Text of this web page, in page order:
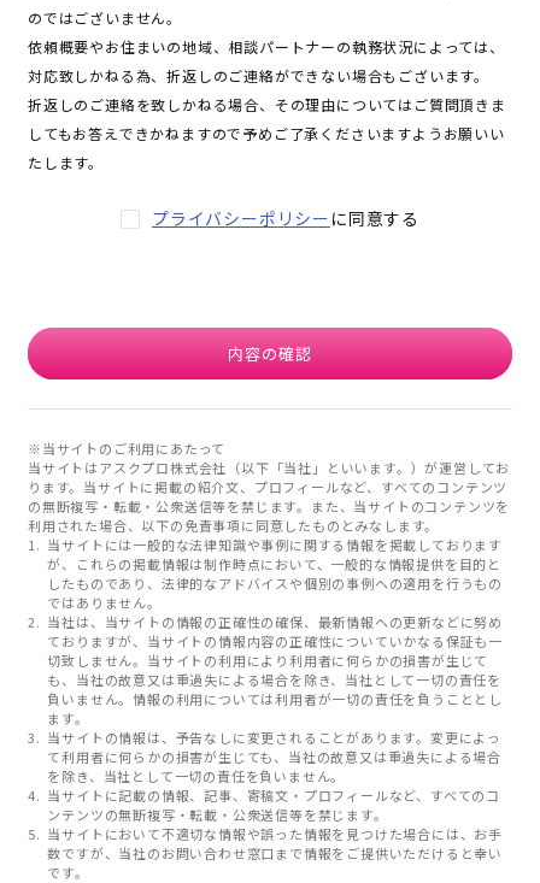
のではございません。
依頼概要やお住まいの地域、相談パートナーの執務状況によっては、
対応致しかねる為、折返しのご連絡ができない場合もございます。
折返しのご連絡を致しかねる場合、その理由についてはご質問頂きま
してもお答えできかねますので予めご了承くださいますようお願いい
たします。
プライバシーポリシー に同意する
内容の確認
※当サイトのご利用にあたって
当サイトはアスクプロ株式会社（以下「当社」といいます。）が運営してお
ります。当サイトに掲載の紹介文、プロフィールなど、すべてのコンテンツ
の無断複写・転載・公衆送信等を禁じます。また、当サイトのコンテンツを
利用された場合、以下の免責事項に同意したものとみなします。
当サイトには一般的な法律知識や事例に関する情報を掲載しております
が、これらの掲載情報は制作時点において、一般的な情報提供を目的と
したものであり、法律的なアドバイスや個別の事例への適用を行うもの
ではありません。
当社は、当サイトの情報の正確性の確保、最新情報への更新などに努め
ておりますが、当サイトの情報内容の正確性についていかなる保証も一
切致しません。当サイトの利用により利用者に何らかの損害が生じて
も、当社の故意又は重過失による場合を除き、当社として一切の責任を
負いません。情報の利用については利用者が一切の責任を負うこととし
ます。
当サイトの情報は、予告なしに変更されることがあります。変更によっ
て利用者に何らかの損害が生じても、当社の故意又は重過失による場合
を除き、当社として一切の責任を負いません。
当サイトに記載の情報、記事、寄稿文・プロフィールなど、すべてのコ
ンテンツの無断複写・転載・公衆送信等を禁じます。
当サイトにおいて不適切な情報や誤った情報を見つけた場合には、お手
数ですが、当社のお問い合わせ窓口まで情報をご提供いただけると幸い
です。